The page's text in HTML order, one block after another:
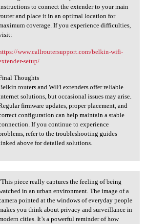
to connect the extender to your main
and place it in an optimal location for
coverage. If you experience difficulties,
www.callroutersupport.com/belkin-wifi-
setup/
Thoughts
routers and WiFi extenders offer reliable
solutions, but occasional issues may arise.
firmware updates, proper placement, and
configuration can help maintain a stable
If you continue to experience
refer to the troubleshooting guides
above for detailed solutions.
piece really captures
piece really captures the feeling of being
in an urban environment. The image of a
pointed at the windows of everyday people
you think about privacy and surveillance in
cities. It’s a powerful reminder of how